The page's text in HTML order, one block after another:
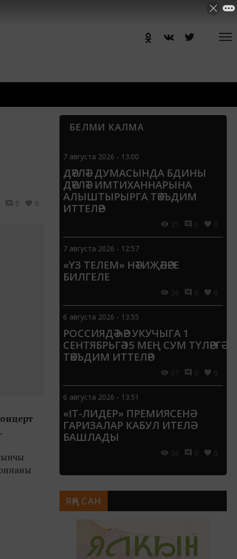
0 0
БЕЛМИ КАЛМА
7 августа 2026 - 13:00
ДӘҮЛӘТ ДУМАСЫНДА БДИНЫ
ДӘҮЛӘТ ИМТИХАННАРЫНА
АЛЫШТЫРЫРГА ТӘКЪДИМ
ИТТЕЛӘР
25 0 0
7 августа 2026 - 12:57
«ҮЗ ТЕЛЕМ» НӘТИҖӘЛӘРЕ
БИЛГЕЛЕ
26 0 0
6 августа 2026 - 13:55
РОССИЯДӘ ҺӘР УКУЧЫГА 1
СЕНТЯБРЬГӘ 15 МЕҢ СУМ ТҮЛӘРГӘ
ТӘКЪДИМ ИТТЕЛӘР
67 0 0
6 августа 2026 - 13:51
«IT-ЛИДЕР» ПРЕМИЯСЕНӘ
ГАРИЗАЛАР КАБУЛ ИТЕЛӘ
БАШЛАДЫ
56 0 0
ЯҢА САН